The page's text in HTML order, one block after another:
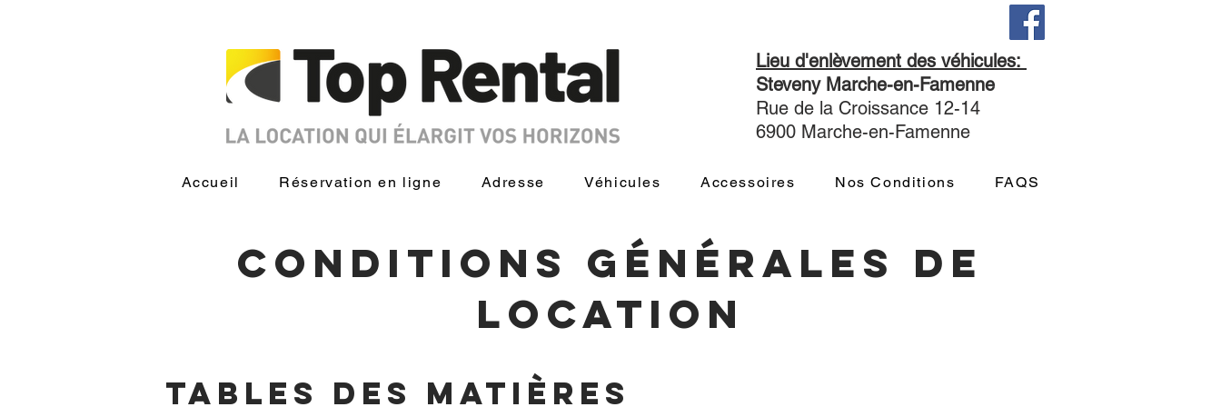
Lieu d'enlèvement des véhicules:
Steveny Marche-en-Famenne
Rue de la Croissance 12-14
6900 Marche-en-Famenne
Accueil Réservation en ligne Adresse Véhicules Accessoires Nos Conditions FAQS
Conditions générales de
location
tables des matières